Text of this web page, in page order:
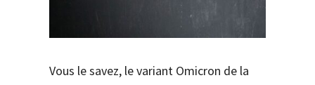
Vous le savez, le variant Omicron de la